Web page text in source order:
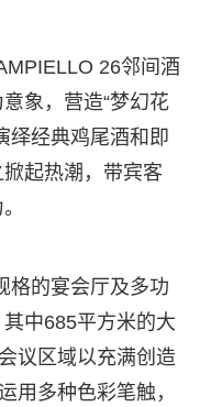
26邻间酒
象，营造“梦幻花
绎经典鸡尾酒和即
起热潮，带宾客
格的宴会厅及多功
中685平方米的大
议区域以充满创造
用多种色彩笔触，